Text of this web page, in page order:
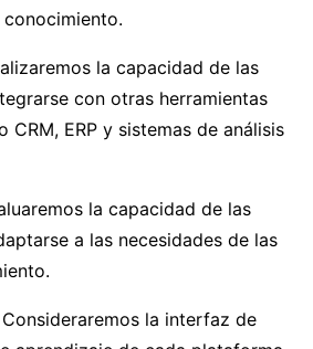
la capacidad de las
con otras herramientas
CRM, ERP y sistemas de análisis
la capacidad de las
a las necesidades de las
la interfaz de